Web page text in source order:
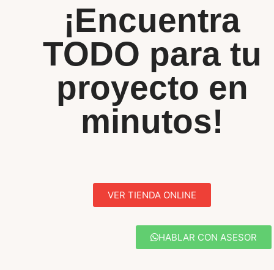
¡Encuentra
TODO para tu
proyecto en
minutos!
VER TIENDA ONLINE
HABLAR CON ASESOR